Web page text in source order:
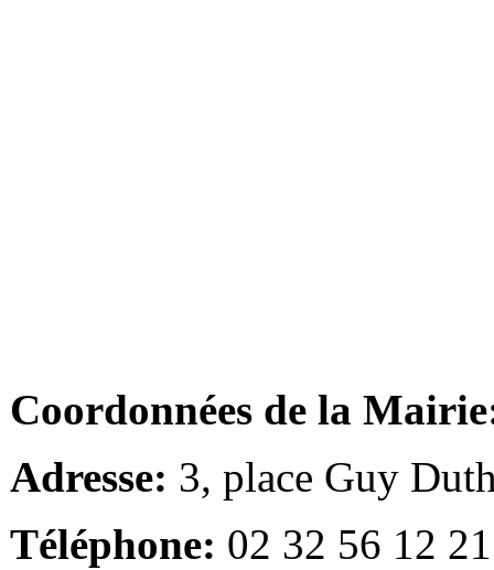
Coordonnées de la
Adresse: 3, place Guy
Téléphone: 02 32 56 12 21